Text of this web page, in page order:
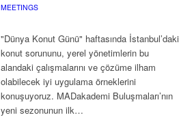
MEETINGS
"Dünya Konut Günü" haftasında İstanbul’daki
konut sorununu, yerel yönetimlerin bu
alandaki çalışmalarını ve çözüme ilham
olabilecek iyi uygulama örneklerini
konuşuyoruz. MADakademi Buluşmaları’nın
yeni sezonunun ilk…